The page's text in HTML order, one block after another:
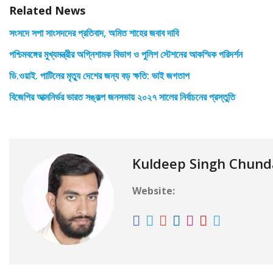
Related News
সংসদে সপা সাংসদদের প্রতিবাদ, অমিত শাহের জবাব দাবি
পশ্চিমবঙ্গের মুখ্যমন্ত্রীর অগ্নিশামক বিভাগ ও পুলিশ স্টেশনের আকস্মিক পরিদর্শন
ডি.ওয়াই. পাটিলের মৃত্যু দেশের জন্য বড় ক্ষতি: ভাই জগতাপ
বিজেপির আত্মনির্ভর ভারত সঙ্কল্প জনসভায় ২০২৭ সালের নির্বাচনের প্রস্তুতি
Kuldeep Singh
Website: